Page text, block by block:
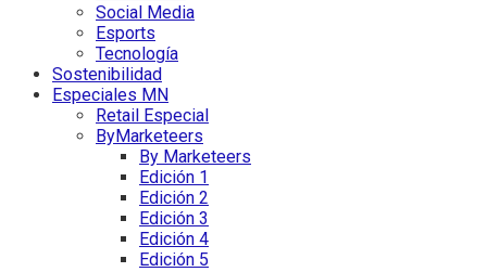
Social Media
Esports
Tecnología
Sostenibilidad
Especiales MN
Retail Especial
ByMarketeers
By Marketeers
Edición 1
Edición 2
Edición 3
Edición 4
Edición 5